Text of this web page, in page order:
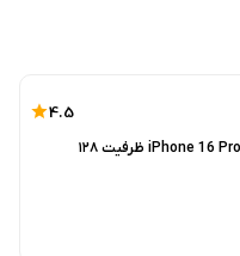
4.5
گوشی موبایل اپل مدل iPhone 16 Pro ظرفیت ۱۲۸